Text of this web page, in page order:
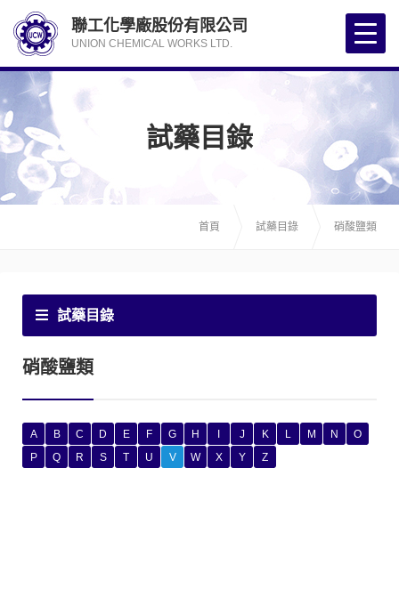
試藥目錄
首頁 試藥目錄 硝酸鹽類
試藥目錄
硝酸鹽類
A B C D E F G H J K L M N
O
P
Q R S T U V W X Y Z
聯工化學廠股份有限公司
UNION CHEMICAL WORKS LTD.